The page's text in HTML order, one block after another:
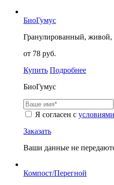
БиоГумус
Гранулированный,
от 78 руб.
Купить Подробнее
БиоГумус
Я согласен с
Заказать
Ваши данные не
Компост/Перегной